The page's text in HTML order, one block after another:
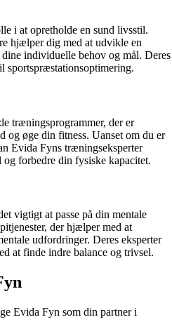
i at opretholde en sund livsstil.
hjælper dig med at udvikle en
individuelle behov og mål. Deres
sportspræstationsoptimering.
træningsprogrammer, der er
og øge din fitness. Uanset om du er
Evida Fyns træningseksperter
forbedre din fysiske kapacitet.
vigtigt at passe på din mentale
der hjælper med at
udfordringer. Deres eksperter
at finde indre balance og trivsel.
Evida Fyn som din partner i